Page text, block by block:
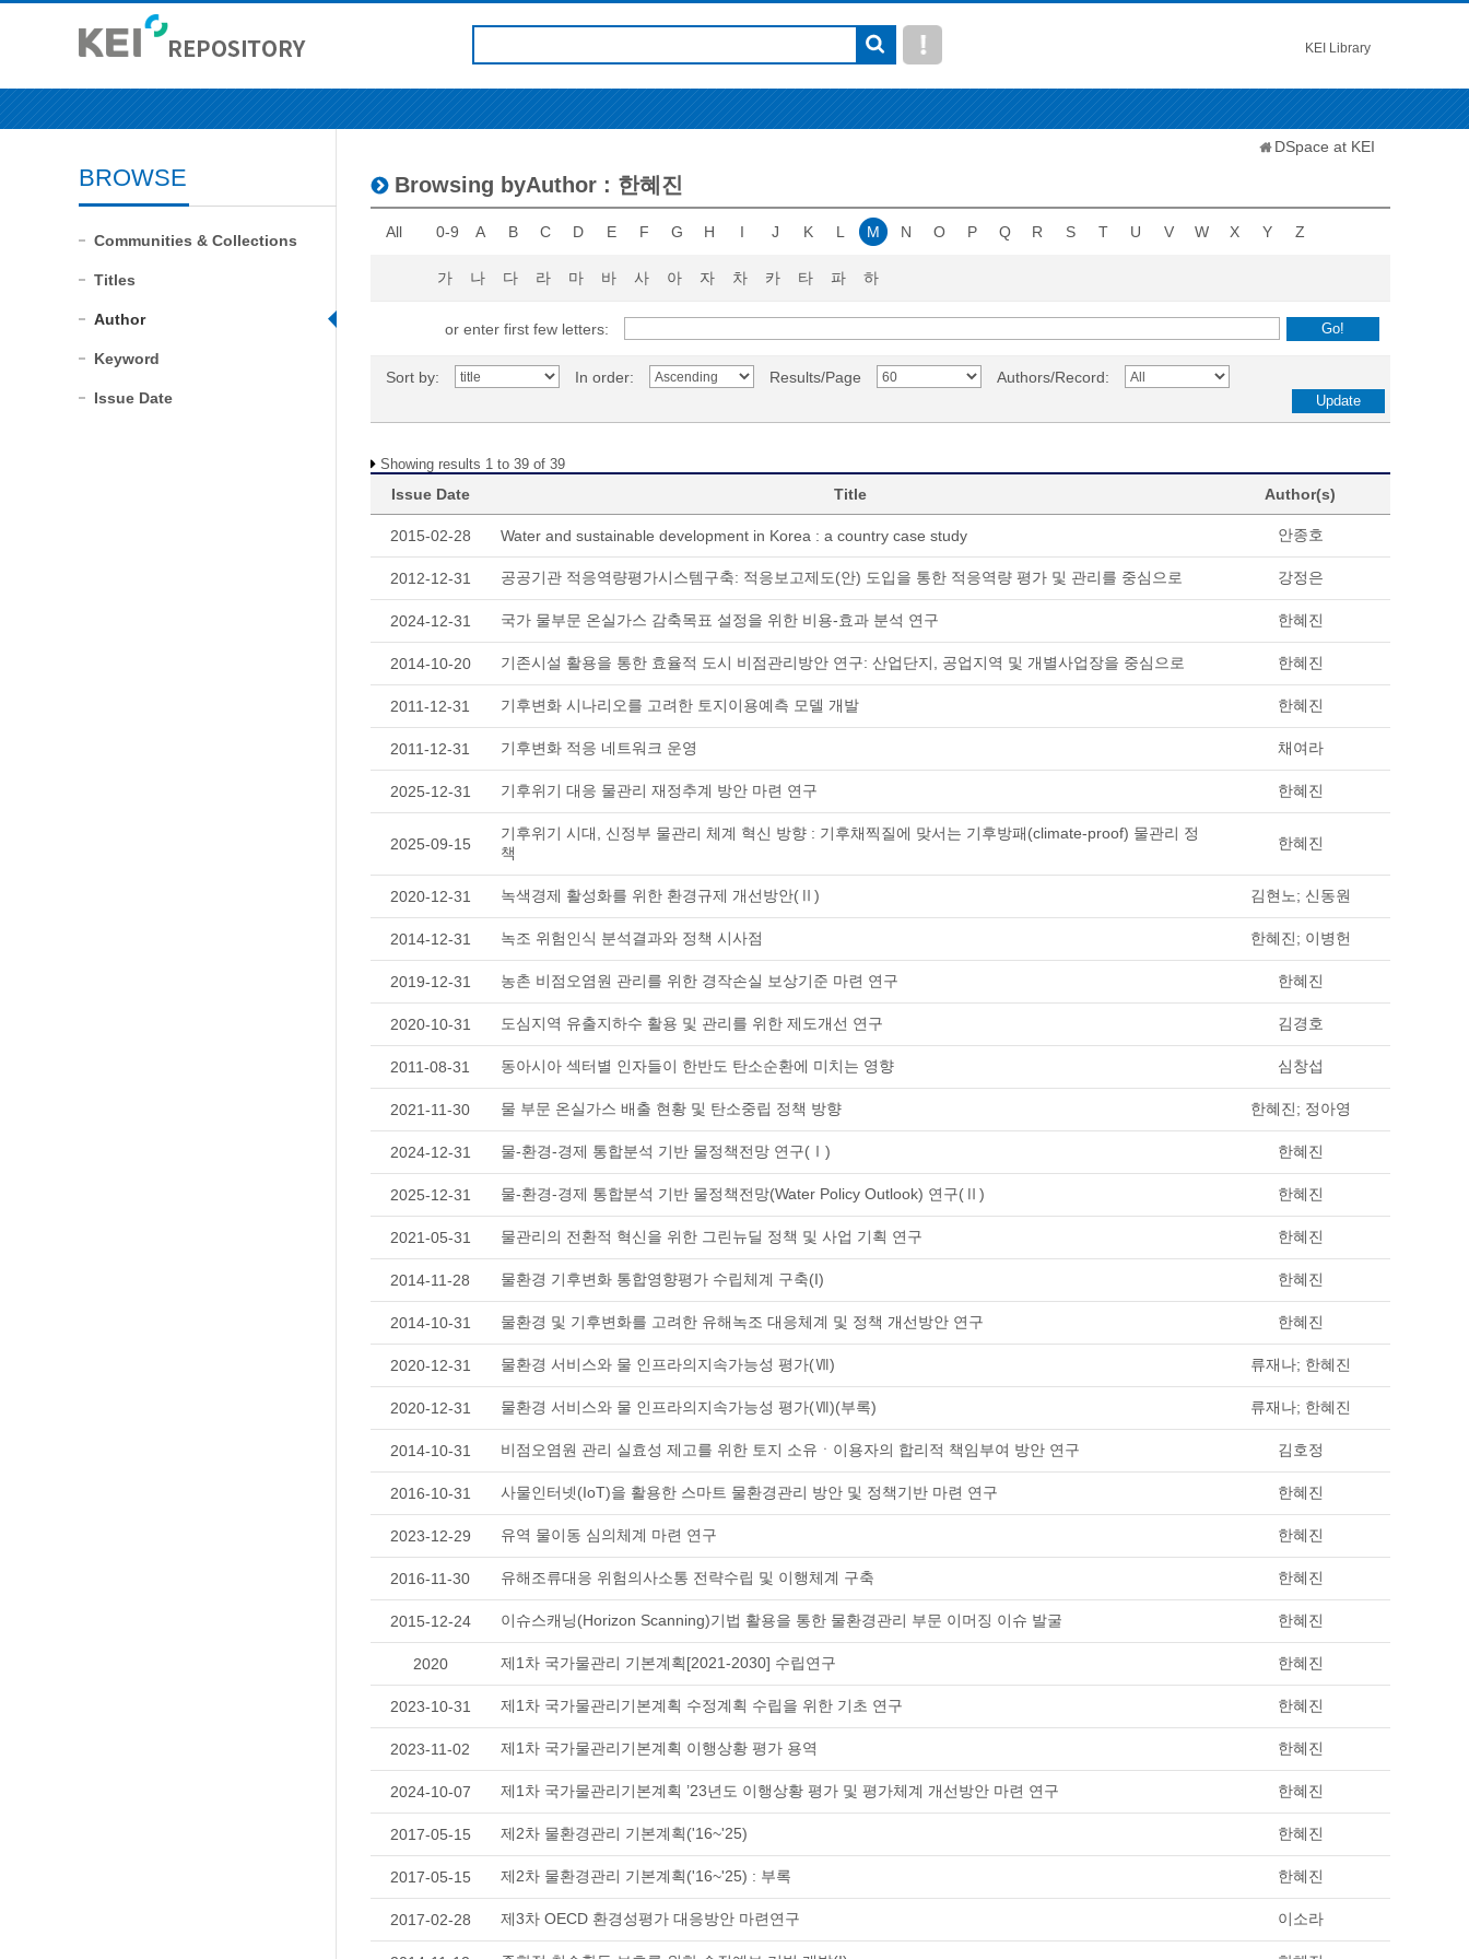
KEI Library
BROWSE
Communities & Collections
Titles
Author
Keyword
Issue Date
DSpace at KEI
Browsing byAuthor : 한혜진
All 0-9 A B C D E F G H I J K L M N O P Q R S T U V W X Y Z
가 나 다 라 마 바 사 아 자 차 카 타 파 하
or enter first few letters:
Sort by: In order: Results/Page Authors/Record:
Showing results 1 to 39 of 39
Issue Date Title Author(s)
2015-02-28 Water and sustainable development in Korea : a country case study 안종호
2012-12-31 공공기관 적응역량평가시스템구축: 적응보고제도(안) 도입을 통한 적응역량 평가 및 관리를 중심으로 강정은
2024-12-31 국가 물부문 온실가스 감축목표 설정을 위한 비용-효과 분석 연구 한혜진
2014-10-20 기존시설 활용을 통한 효율적 도시 비점관리방안 연구: 산업단지, 공업지역 및 개별사업장을 중심으로 한혜진
2011-12-31 기후변화 시나리오를 고려한 토지이용예측 모델 개발 한혜진
2011-12-31 기후변화 적응 네트워크 운영 채여라
2025-12-31 기후위기 대응 물관리 재정추계 방안 마련 연구 한혜진
2025-09-15
기후위기 시대, 신정부 물관리 체계 혁신 방향 : 기후채찍질에 맞서는 기후방패(climate-proof) 물관리 정
책
한혜진
2020-12-31 녹색경제 활성화를 위한 환경규제 개선방안(Ⅱ) 김현노; 신동원
2014-12-31 녹조 위험인식 분석결과와 정책 시사점 한혜진; 이병헌
2019-12-31 농촌 비점오염원 관리를 위한 경작손실 보상기준 마련 연구 한혜진
2020-10-31 도심지역 유출지하수 활용 및 관리를 위한 제도개선 연구 김경호
2011-08-31 동아시아 섹터별 인자들이 한반도 탄소순환에 미치는 영향 심창섭
2021-11-30 물 부문 온실가스 배출 현황 및 탄소중립 정책 방향 한혜진; 정아영
2024-12-31 물-환경-경제 통합분석 기반 물정책전망 연구(Ⅰ) 한혜진
2025-12-31 물-환경-경제 통합분석 기반 물정책전망(Water Policy Outlook) 연구(Ⅱ) 한혜진
2021-05-31 물관리의 전환적 혁신을 위한 그린뉴딜 정책 및 사업 기획 연구 한혜진
2014-11-28 물환경 기후변화 통합영향평가 수립체계 구축(I) 한혜진
2014-10-31 물환경 및 기후변화를 고려한 유해녹조 대응체계 및 정책 개선방안 연구 한혜진
2020-12-31 물환경 서비스와 물 인프라의지속가능성 평가(Ⅶ) 류재나; 한혜진
2020-12-31 물환경 서비스와 물 인프라의지속가능성 평가(Ⅶ)(부록) 류재나; 한혜진
2014-10-31 비점오염원 관리 실효성 제고를 위한 토지 소유ㆍ이용자의 합리적 책임부여 방안 연구 김호정
2016-10-31 사물인터넷(IoT)을 활용한 스마트 물환경관리 방안 및 정책기반 마련 연구 한혜진
2023-12-29 유역 물이동 심의체계 마련 연구 한혜진
2016-11-30 유해조류대응 위험의사소통 전략수립 및 이행체계 구축 한혜진
2015-12-24 이슈스캐닝(Horizon Scanning)기법 활용을 통한 물환경관리 부문 이머징 이슈 발굴 한혜진
2020 제1차 국가물관리 기본계획[2021-2030] 수립연구 한혜진
2023-10-31 제1차 국가물관리기본계획 수정계획 수립을 위한 기초 연구 한혜진
2023-11-02 제1차 국가물관리기본계획 이행상황 평가 용역 한혜진
2024-10-07 제1차 국가물관리기본계획 ’23년도 이행상황 평가 및 평가체계 개선방안 마련 연구 한혜진
2017-05-15 제2차 물환경관리 기본계획('16~'25) 한혜진
2017-05-15 제2차 물환경관리 기본계획('16~'25) : 부록 한혜진
2017-02-28 제3차 OECD 환경성평가 대응방안 마련연구 이소라